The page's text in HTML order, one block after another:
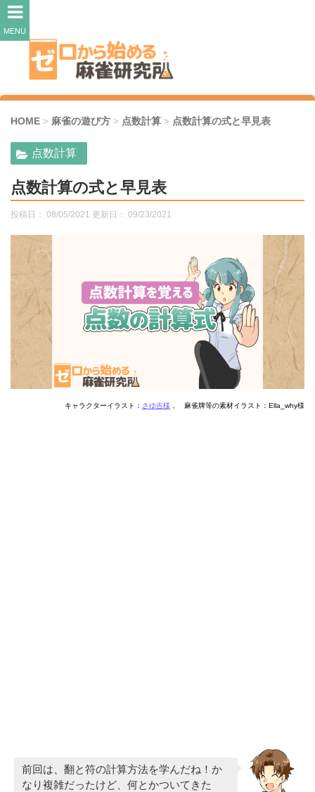
MENU
HOME > 麻雀の遊び方 > 点数計算 > 点数計算の式と早見表
点数計算
点数計算の式と早見表
投稿日： 08/05/2021 更新日： 09/23/2021
キャラクターイラスト： さゆ吉様 ， 麻雀牌等の素材イラスト：Ella_why様
前回は、翻と符の計算方法を学んだね！か
なり複雑だったけど、何とかついてきた